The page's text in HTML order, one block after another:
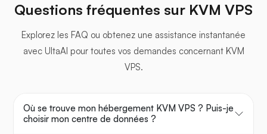
Questions fréquentes sur KVM VPS
Explorez les FAQ ou obtenez une assistance instantanée
avec UltaAI pour toutes vos demandes concernant KVM
VPS.
Où se trouve mon hébergement KVM VPS ? Puis-je
choisir mon centre de données ?